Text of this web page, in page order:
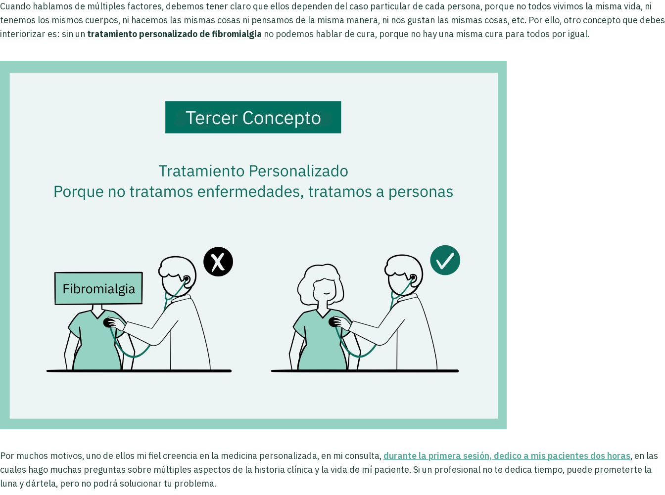
Cuando hablamos de múltiples factores, debemos tener claro que ellos dependen del caso particular de cada persona, porque no todos vivimos la misma vida, ni
tenemos los mismos cuerpos, ni hacemos las mismas cosas ni pensamos de la misma manera, ni nos gustan las mismas cosas, etc. Por ello, otro concepto que debes
interiorizar es: sin un tratamiento personalizado de fibromialgia no podemos hablar de cura, porque no hay una misma cura para todos por igual.
Por muchos motivos, uno de ellos mi fiel creencia en la medicina personalizada, en mi consulta, durante la primera sesión, dedico a mis pacientes dos horas, en las
cuales hago muchas preguntas sobre múltiples aspectos de la historia clínica y la vida de mí paciente. Si un profesional no te dedica tiempo, puede prometerte la
luna y dártela, pero no podrá solucionar tu problema.